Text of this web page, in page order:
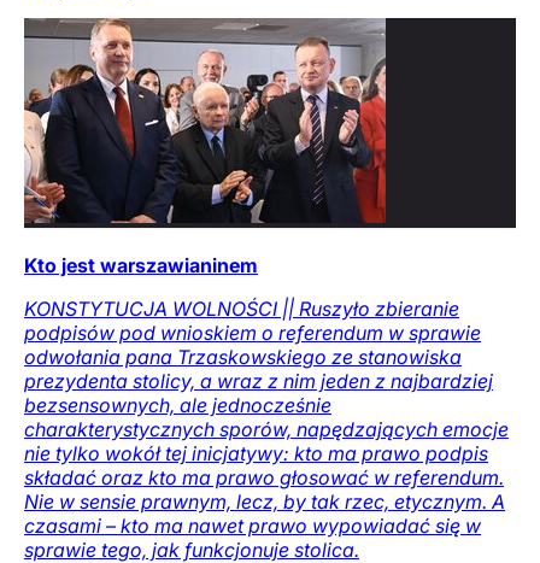
Kto jest warszawianinem
KONSTYTUCJA WOLNOŚCI || Ruszyło zbieranie
podpisów pod wnioskiem o referendum w sprawie
odwołania pana Trzaskowskiego ze stanowiska
prezydenta stolicy, a wraz z nim jeden z najbardziej
bezsensownych, ale jednocześnie
charakterystycznych sporów, napędzających emocje
nie tylko wokół tej inicjatywy: kto ma prawo podpis
składać oraz kto ma prawo głosować w referendum.
Nie w sensie prawnym, lecz, by tak rzec, etycznym. A
czasami – kto ma nawet prawo wypowiadać się w
sprawie tego, jak funkcjonuje stolica.